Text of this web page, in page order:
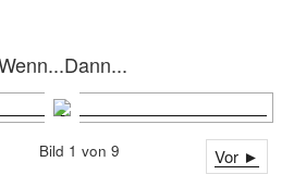
Vor ►
Bild 1 von 9